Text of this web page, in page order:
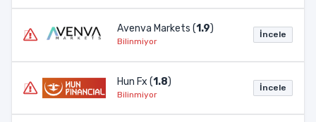
Avenva Markets (1.9)
Bilinmiyor
İncele
Hun Fx (1.8)
Bilinmiyor
İncele